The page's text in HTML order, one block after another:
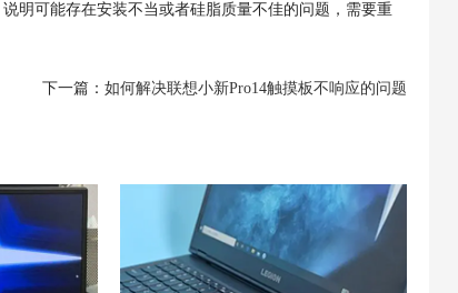
明可能存在安装不当或者硅脂质量不佳的问题，需要重
下一篇： 如何解决联想小新Pro14触摸板不响应的问题